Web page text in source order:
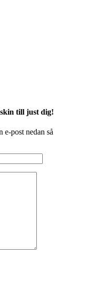
till just dig!
e-post nedan så